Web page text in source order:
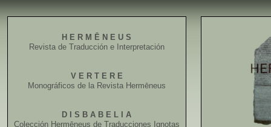
H E R M Ē N E U S
Revista de Traducción e Interpretación
V E R T E R E
Monográficos de la Revista Hermēneus
D I S B A B E L I A
Colección Hermēneus de Traducciones Ignotas